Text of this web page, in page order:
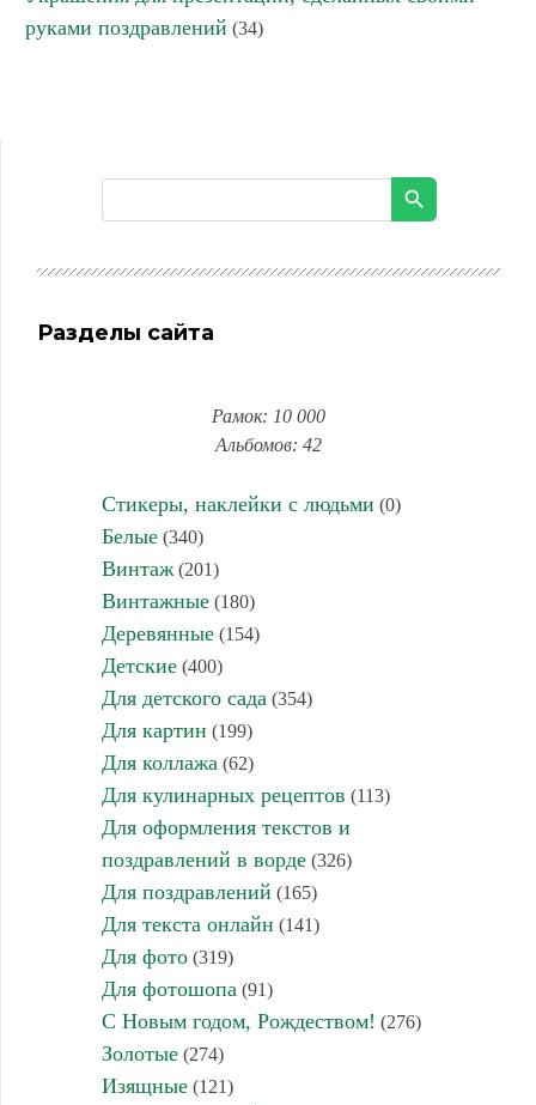
руками поздравлений (34)
Разделы сайта
Рамок: 10 000
Альбомов: 42
Стикеры, наклейки с людьми (0)
Белые(340)
Винтаж(201)
Винтажные(180)
Деревянные(154)
Детские(400)
Для детского сада (354)
Для картин (199)
Для коллажа (62)
Для кулинарных рецептов (113)
Для оформления текстов и
поздравлений в ворде(326)
Для поздравлений (165)
Для текста онлайн (141)
Для фото(319)
Для фотошопа (91)
С Новым годом, Рождеством! (276)
Золотые(274)
Изящные(121)